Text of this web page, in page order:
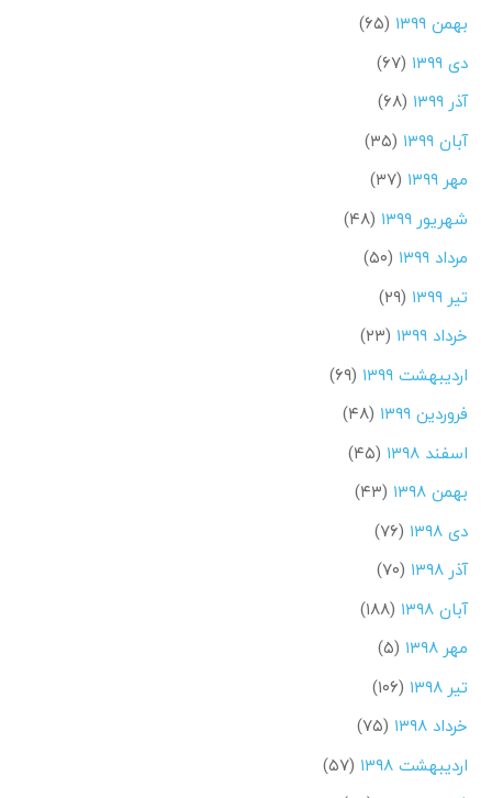
بهمن ۱۳۹۹
(۶۵)
دی ۱۳۹۹
(۶۷)
آذر ۱۳۹۹
(۶۸)
آبان ۱۳۹۹
(۳۵)
مهر ۱۳۹۹
(۳۷)
شهریور ۱۳۹۹
(۴۸)
مرداد ۱۳۹۹
(۵۰)
تیر ۱۳۹۹
(۲۹)
خرداد ۱۳۹۹
(۲۳)
اردیبهشت ۱۳۹۹
(۶۹)
فروردین ۱۳۹۹
(۴۸)
اسفند ۱۳۹۸
(۴۵)
بهمن ۱۳۹۸
(۴۳)
دی ۱۳۹۸
(۷۶)
آذر ۱۳۹۸
(۷۰)
آبان ۱۳۹۸
(۱۸۸)
مهر ۱۳۹۸
(۵)
تیر ۱۳۹۸
(۱۰۶)
خرداد ۱۳۹۸
(۷۵)
اردیبهشت ۱۳۹۸
(۵۷)